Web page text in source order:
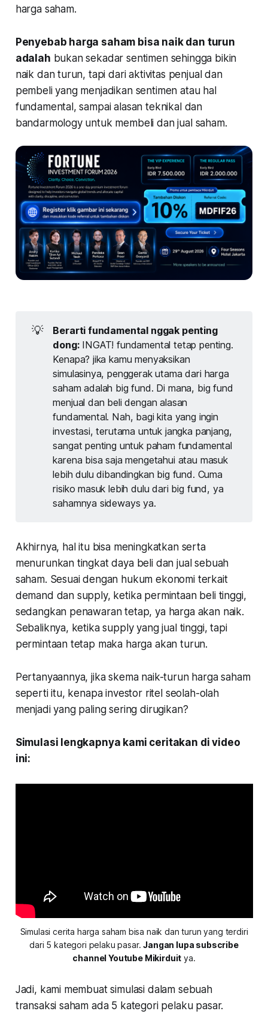
harga saham.
Penyebab harga saham bisa naik dan turun
adalah bukan sekadar sentimen sehingga bikin
naik dan turun, tapi dari aktivitas penjual dan
pembeli yang menjadikan sentimen atau hal
fundamental, sampai alasan teknikal dan
bandarmology untuk membeli dan jual saham.
💡
Berarti fundamental nggak penting
dong: INGAT! fundamental tetap penting.
Kenapa? jika kamu menyaksikan
simulasinya, penggerak utama dari harga
saham adalah big fund. Di mana, big fund
menjual dan beli dengan alasan
fundamental. Nah, bagi kita yang ingin
investasi, terutama untuk jangka panjang,
sangat penting untuk paham fundamental
karena bisa saja mengetahui atau masuk
lebih dulu dibandingkan big fund. Cuma
risiko masuk lebih dulu dari big fund, ya
sahamnya sideways ya.
Akhirnya, hal itu bisa meningkatkan serta
menurunkan tingkat daya beli dan jual sebuah
saham. Sesuai dengan hukum ekonomi terkait
demand dan supply, ketika permintaan beli tinggi,
sedangkan penawaran tetap, ya harga akan naik.
Sebaliknya, ketika supply yang jual tinggi, tapi
permintaan tetap maka harga akan turun.
Pertanyaannya, jika skema naik-turun harga saham
seperti itu, kenapa investor ritel seolah-olah
menjadi yang paling sering dirugikan?
Simulasi lengkapnya kami ceritakan di video
ini:
Simulasi cerita harga saham bisa naik dan turun yang terdiri
dari 5 kategori pelaku pasar.Jangan lupa subscribe
channel Youtube Mikirduit ya.
Jadi, kami membuat simulasi dalam sebuah
transaksi saham ada 5 kategori pelaku pasar.